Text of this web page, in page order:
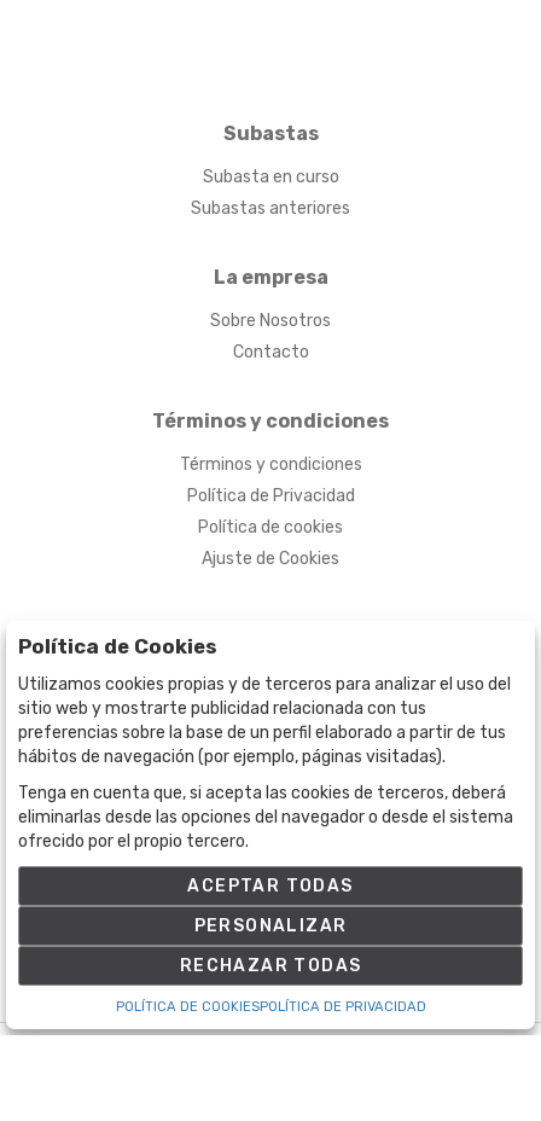
Subastas
Subasta en curso
Subastas anteriores
La empresa
Sobre Nosotros
Contacto
Términos y condiciones
Términos y condiciones
Política de Privacidad
Política de cookies
Ajuste de Cookies
BOGOTÁ
CALLE 70 # 10a - 59 BOGOTÁ, CO
(+57) 301 271 1444
info@bogotaauctions.com
Política de Cookies
Utilizamos cookies propias y de terceros para analizar el uso del
sitio web y mostrarte publicidad relacionada con tus
preferencias sobre la base de un perfil elaborado a partir de tus
hábitos de navegación (por ejemplo, páginas visitadas).
Tenga en cuenta que, si acepta las cookies de terceros, deberá
eliminarlas desde las opciones del navegador o desde el sistema
ofrecido por el propio tercero.
ACEPTAR TODAS
PERSONALIZAR
RECHAZAR TODAS
POLÍTICA DE COOKIESPOLÍTICA DE PRIVACIDAD